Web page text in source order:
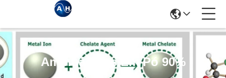
Aminoácidos Em Pó 90%